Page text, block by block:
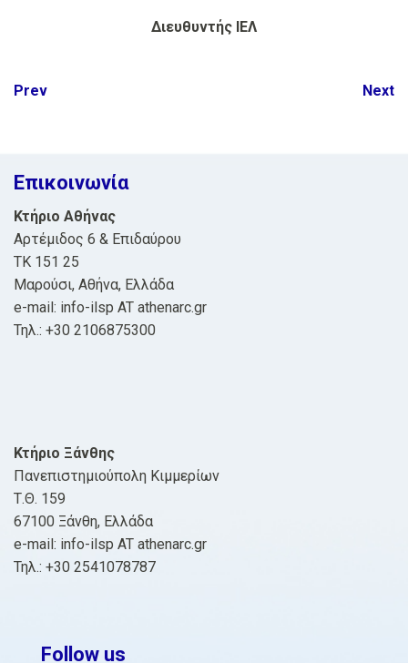
Διευθυντής ΙΕΛ
Post
Prev Next
Επικοινωνία
Κτήριο Αθήνας
Αρτέμιδος 6 & Επιδαύρου
ΤΚ 151 25
Μαρούσι, Αθήνα, Ελλάδα
e-mail: info-ilsp AT athenarc.gr
Τηλ.: +30 2106875300
Κτήριο Ξάνθης
Πανεπιστημιούπολη Κιμμερίων
Τ.Θ. 159
67100 Ξάνθη, Ελλάδα
e-mail: info-ilsp AT athenarc.gr
Τηλ.: +30 2541078787
Follow us